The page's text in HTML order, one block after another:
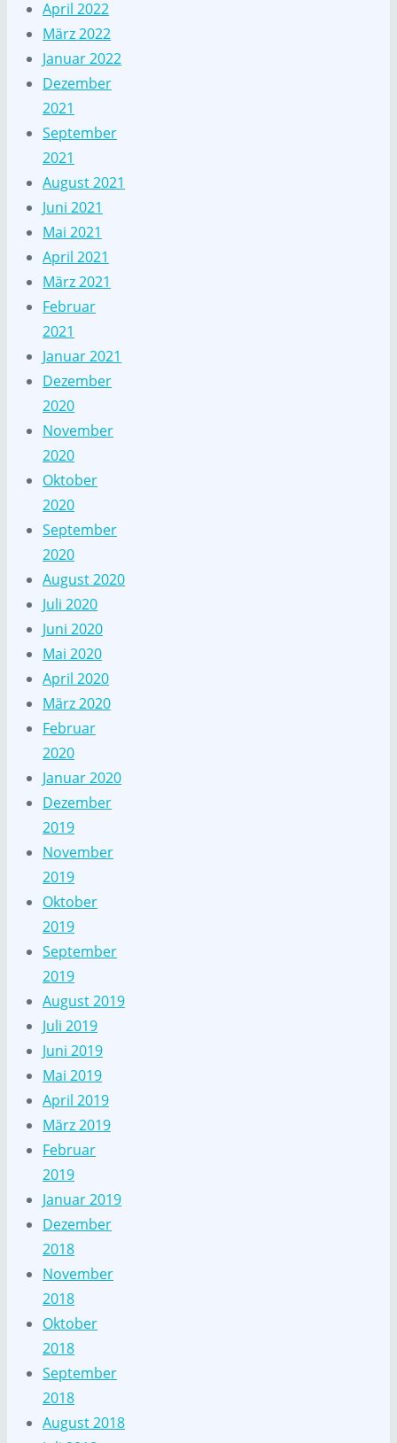
April 2022
März 2022
Januar 2022
Dezember
2021
September
2021
August 2021
Juni 2021
Mai 2021
April 2021
März 2021
Februar
2021
Januar 2021
Dezember
2020
November
2020
Oktober
2020
September
2020
August 2020
Juli 2020
Juni 2020
Mai 2020
April 2020
März 2020
Februar
2020
Januar 2020
Dezember
2019
November
2019
Oktober
2019
September
2019
August 2019
Juli 2019
Juni 2019
Mai 2019
April 2019
März 2019
Februar
2019
Januar 2019
Dezember
2018
November
2018
Oktober
2018
September
2018
August 2018